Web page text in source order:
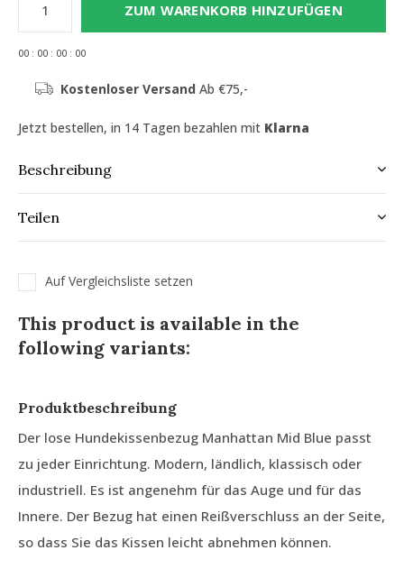
ZUM WARENKORB HINZUFÜGEN
00 : 00 : 00 : 00
Kostenloser Versand Ab €75,-
Jetzt bestellen, in 14 Tagen bezahlen mit Klarna
Beschreibung
Teilen
Auf Vergleichsliste setzen
This product is available in the
following variants:
Produktbeschreibung
Der lose Hundekissenbezug Manhattan Mid Blue passt
zu jeder Einrichtung. Modern, ländlich, klassisch oder
industriell. Es ist angenehm für das Auge und für das
Innere. Der Bezug hat einen Reißverschluss an der Seite,
so dass Sie das Kissen leicht abnehmen können.